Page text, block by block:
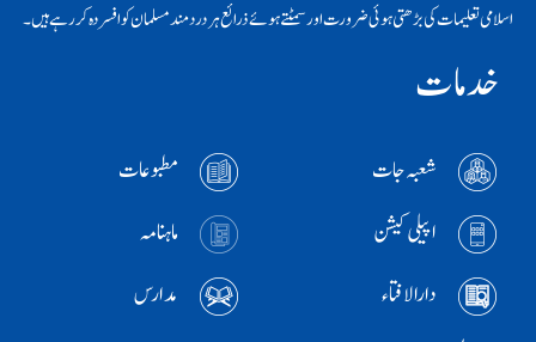
اسلامی تعلیمات کی بڑھتی ہوئی ضرورت اور سمٹتے ہوئے ذرائع ہر دردمند مسلمان کو افسردہ کر رہے ہیں۔
خدمات
شعبہ جات
مطبوعات
اپیلی کیشن
ماہنامہ
دارالافتاء
مدارس